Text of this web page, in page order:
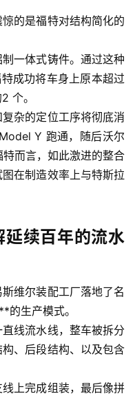
的是福特对结构简化的
一体式铸件。通过这种
成功将车身上原本超过
个。
杂的定位工序将彻底消
Y 跑通，随后沃尔
而言，如此激进的整合
在制造效率上与特斯拉
延续百年的流水
维尔装配工厂落地了名
的生产模式。
线流水线，整车被拆分
、后段结构、以及包含
上完成组装，最后像拼